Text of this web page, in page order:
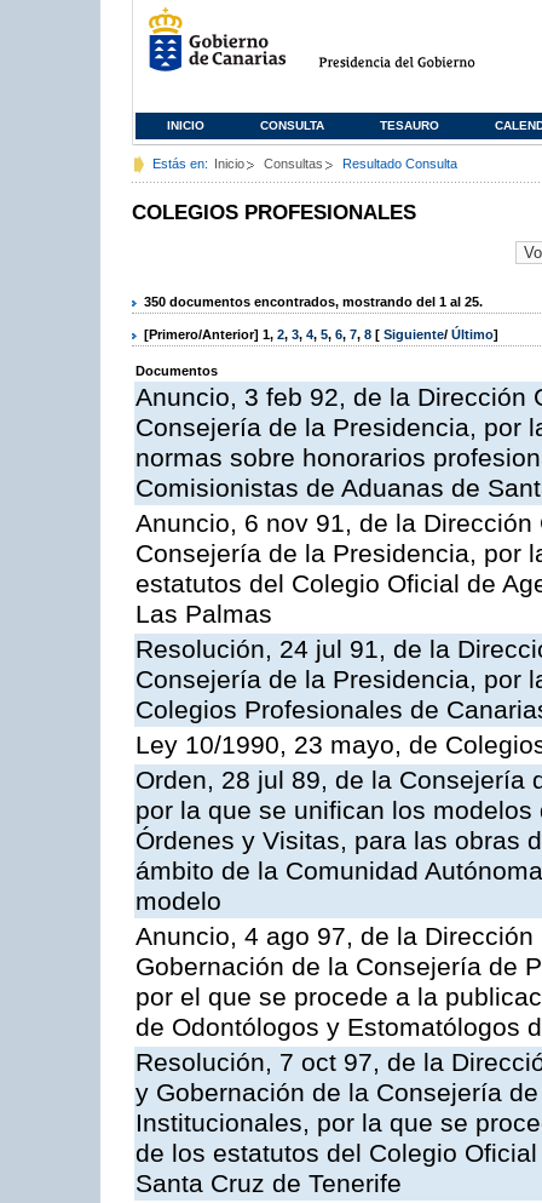
INICIO CONSULTA TESAURO
Estás en: Inicio Consultas Resultado Consulta
COLEGIOS PROFESIONALES
350 documentos encontrados, mostrando del 1 al 25.
[Primero/Anterior] 1, 2, 3, 4, 5, 6, 7, 8 [ Siguiente/ Último]
Documentos
Anuncio, 3 feb 92, de la Dirección
Consejería de la Presidencia, por
normas sobre honorarios
Comisionistas de Aduanas de
Anuncio, 6 nov 91, de la
Consejería de la Presidencia, por
estatutos del Colegio Oficial de
Las Palmas
Resolución, 24 jul 91, de la
Consejería de la Presidencia, por
Colegios Profesionales de
Ley 10/1990, 23 mayo, de
Orden, 28 jul 89, de la Consejería
por la que se unifican los
Órdenes y Visitas, para las obras
ámbito de la Comunidad
modelo
Anuncio, 4 ago 97, de la
Gobernación de la Consejería de
por el que se procede a la
de Odontólogos y Estomatólogos
Resolución, 7 oct 97, de la
y Gobernación de la Consejería
Institucionales, por la que se
de los estatutos del Colegio
Santa Cruz de Tenerife